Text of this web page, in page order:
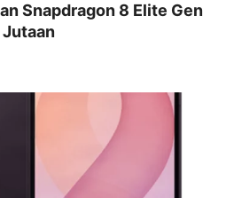
Snapdragon 8 Elite Gen
Jutaan